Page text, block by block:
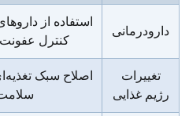
دارودرمانی
استفاده از
کنترل
تغییرات
رژیم غذایی
اصلاح سبک